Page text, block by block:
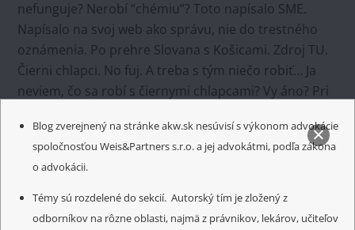
Blog zverejnený na stránke akw.sk nesúvisí s výkonom advokácie
spoločnosťou Weis&Partners s.r.o. a jej advokátmi, podľa zákona
o advokácii.
Témy sú rozdelené do sekcií. Autorský tím je zložený z
odborníkov na rôzne oblasti, najmä z právnikov, lekárov, učiteľov
nefunguje? Nerobí “chémiu”? Toto napísalo SME.
Napísalo na svoj web ako správu, nie do trestného
oznámenia. Po prehre Slovana s Košicami. Zdroj TU.
Čierni chlapci. No fuj. A treba s tým niečo robiť… Ja
neviem, čo sa robí s čiernymi chlapcami? Vy áno? Pri